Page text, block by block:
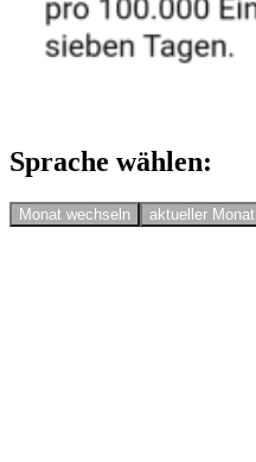
Sprache wählen:
Monat wechseln aktueller Monat